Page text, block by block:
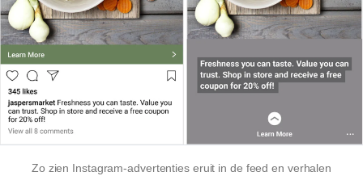
Zo zien Instagram-advertenties eruit in de feed en verhalen